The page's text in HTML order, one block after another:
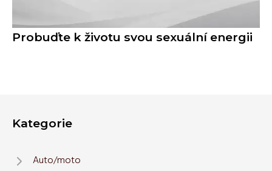
Probuďte k životu svou sexuální energii
Kategorie
Auto/moto